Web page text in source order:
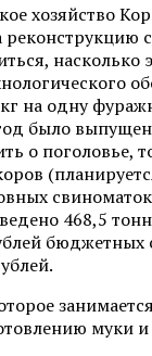
хозяйство
на одну
было
о поголовье,
468,5
бюджетных
муки